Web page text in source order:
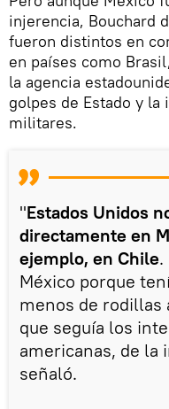
injerencia, Bouchard
fueron distintos en
en países como
la agencia
golpes de Estado y
militares.
"Estados Unidos
directamente en
ejemplo, en Chile.
México porque
menos de rodillas
que seguía los
americanas, de la
señaló.